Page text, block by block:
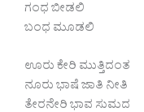
ಗಂಧ ಬೀಡಲಿ
ಬಂಧ ಮೂಡಲಿ
ಊರು ಕೇರಿ ಮುತ್ತಿದಂತ
ನೂರು ಭಾಷೆ ಜಾತಿ ನೀತಿ
ತೇರನೇರಿ ಭಾವ ಸುಮದ